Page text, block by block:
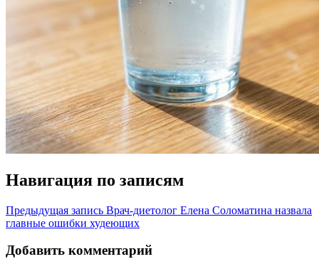
Навигация по записям
Предыдущая запись Врач-диетолог Елена Соломатина назвала
главные ошибки худеющих
Добавить комментарий